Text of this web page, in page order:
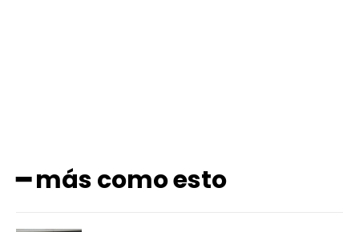
━ más como esto